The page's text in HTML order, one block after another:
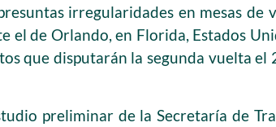
irregularidades en mesas
el de Orlando, en Florida, Estados
que disputarán la segunda vuelta
preliminar de la Secretaría de